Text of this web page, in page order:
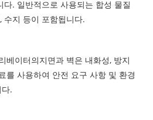
. 일반적으로 사용되는 합성 물질
수지 등이 포함됩니다.
베이터의지면과 벽은 내화성, 방지
를 사용하여 안전 요구 사항 및 환경
.